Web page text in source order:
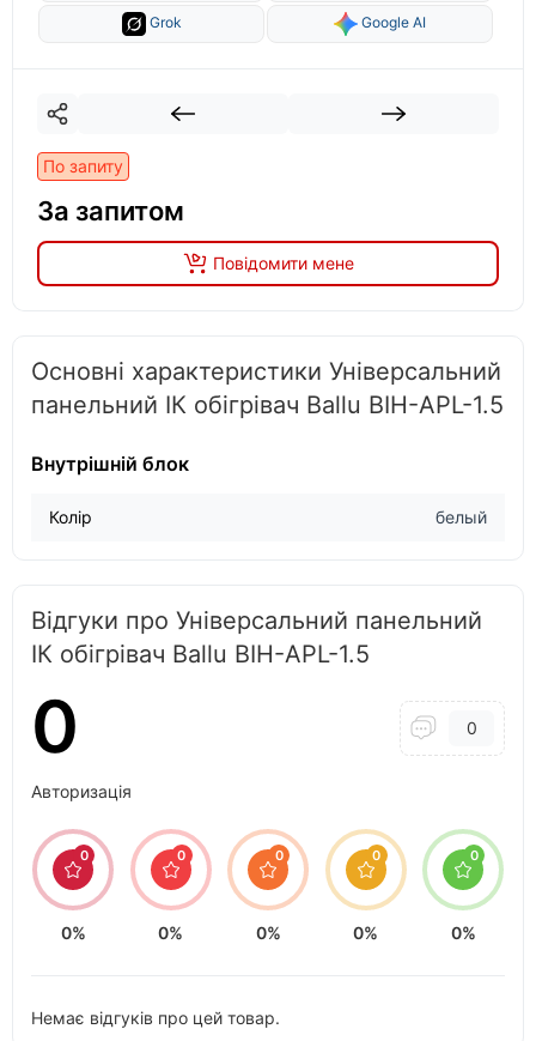
Grok Google AI
По запиту
За запитом
Повідомити мене
Основні характеристики Універсальний
панельний ІК обігрівач Ballu BIH-APL-1.5
Внутрішній блок
Колір белый
Відгуки про Універсальний панельний
ІК обігрівач Ballu BIH-APL-1.5
0 0
Авторизація
0
0%
0
0%
0
0%
0
0%
0
0%
Немає відгуків про цей товар.